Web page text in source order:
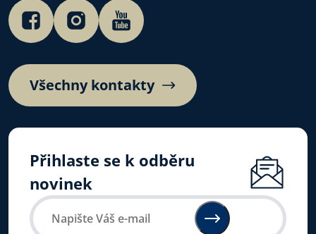
Všechny kontakty
Přihlaste se k odběru
novinek